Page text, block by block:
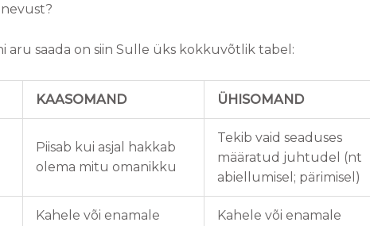
aru saada on siin Sulle üks kokkuvõtlik tabel:
KAASOMAND ÜHISOMAND
Piisab kui asjal hakkab
olema mitu omanikku
Tekib vaid seaduses
määratud juhtudel (nt
abiellumisel; pärimisel)
Kahele või enamale
Kahele või enamale